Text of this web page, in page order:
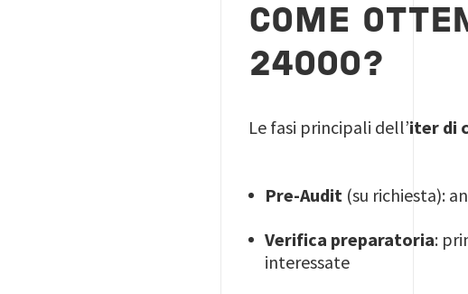
COME
24000?
Le fasi principali dell’iter di
Pre-Audit (su richiesta):
Verifica preparatoria:
interessate